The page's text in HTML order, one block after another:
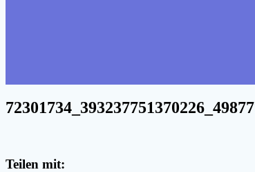
Teilen mit: